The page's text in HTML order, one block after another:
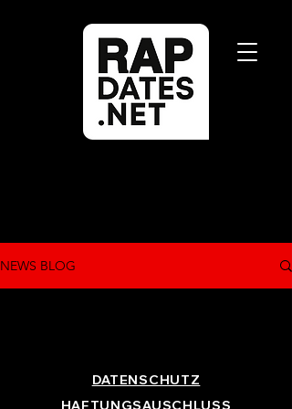
NEWS BLOG
DATENSCHUTZ
HAFTUNGSAUSCHLUSS